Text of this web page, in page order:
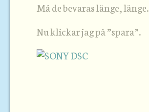
Må de bevaras länge, länge.
Nu klickar jag på ”spara”.